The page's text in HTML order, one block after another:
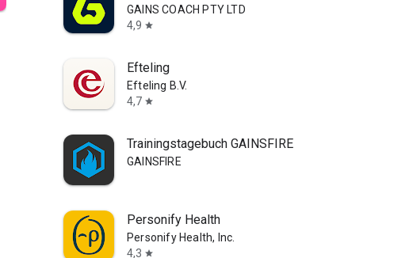
GAINS COACH PTY LTD
4,9 star
Efteling
Efteling B.V.
4,7 star
Trainingstagebuch GAINSFIRE
GAINSFIRE
Personify Health
Personify Health, Inc.
4,3 star